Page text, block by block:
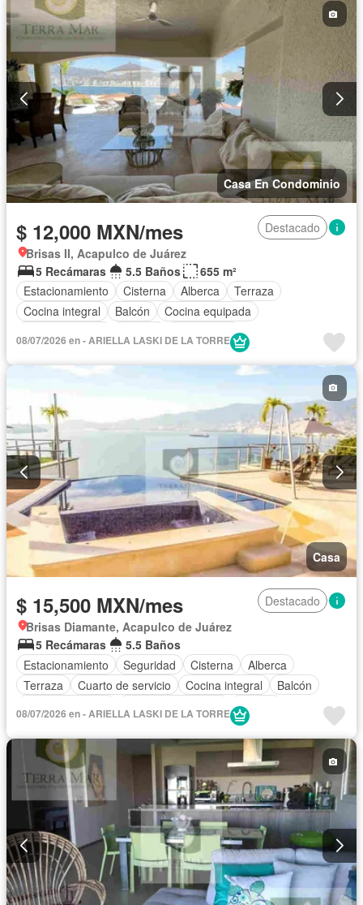
Casa En Condominio
$ 12,000 MXN/mes
Destacado
Brisas II, Acapulco de Juárez
5 Recámaras
5.5 Baños
655 m²
Estacionamiento
Cisterna Alberca
Terraza
Cocina integral
Balcón
Cocina equipada
Televisión por cable
Recámara con closet
Caseta de vigilancia
Permite mascotas
Completamente amueblado
08/07/2026 en - ARIELLA LASKI DE LA TORRE
Casa
$ 15,500 MXN/mes
Destacado
Brisas Diamante, Acapulco de Juárez
5 Recámaras
5.5 Baños
Estacionamiento
Seguridad Cisterna
Alberca
Terraza
Cuarto de servicio Cocina integral
Balcón
Jacuzzi
Recámara con closet
Caseta de vigilancia
Vista panorámica
Wifi
Permite mascotas
Permite niños
Completamente amueblado
08/07/2026 en - ARIELLA LASKI DE LA TORRE